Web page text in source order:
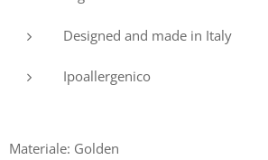
Designed and made in Italy
Ipoallergenico
Materiale: Golden